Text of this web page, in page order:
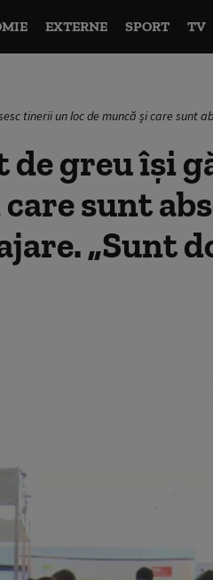
EXTERNE SPORT TV
tinerii un loc de muncă și care sunt
de greu își
sunt
„Sunt